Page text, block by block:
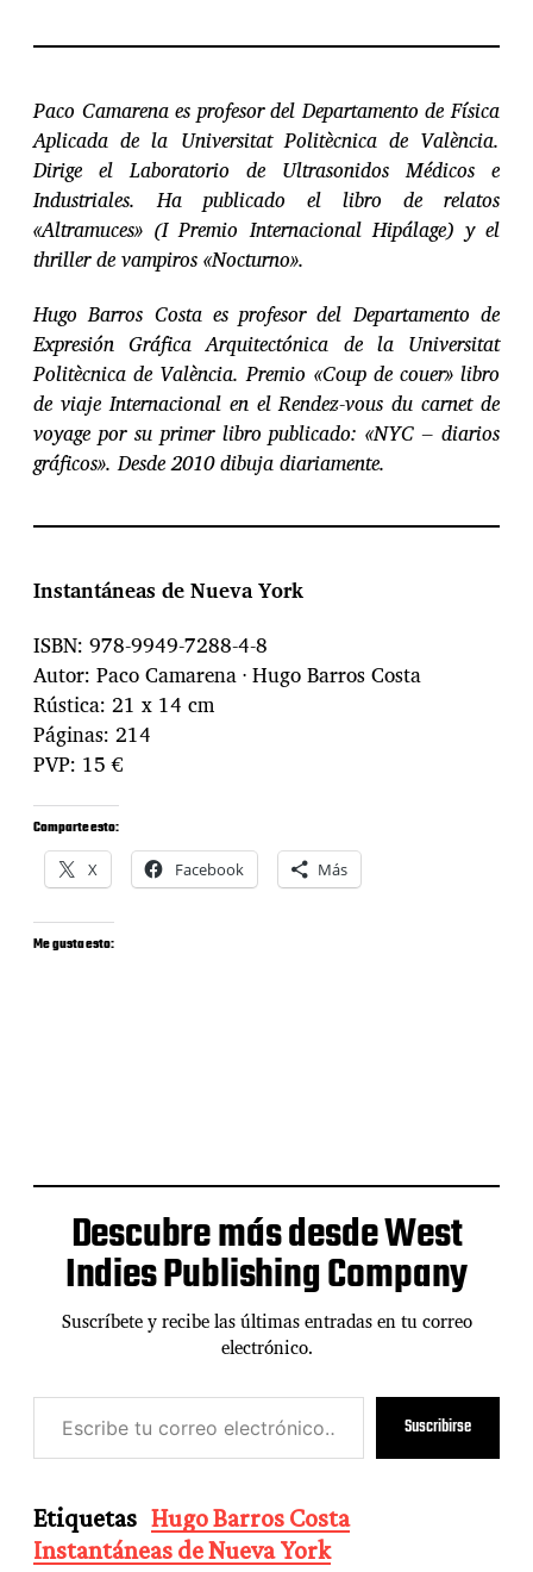
Paco Camarena es profesor del Departamento de Física
Aplicada de la Universitat Politècnica de València.
Dirige el Laboratorio de Ultrasonidos Médicos e
Industriales. Ha publicado el libro de relatos
«Altramuces» (I Premio Internacional Hipálage) y el
thriller de vampiros «Nocturno».
Hugo Barros Costa es profesor del Departamento de
Expresión Gráfica Arquitectónica de la Universitat
Politècnica de València. Premio «Coup de couer» libro
de viaje Internacional en el Rendez-vous du carnet de
voyage por su primer libro publicado: «NYC – diarios
gráficos». Desde 2010 dibuja diariamente.
Instantáneas de Nueva York
ISBN: 978-9949-7288-4-8
Autor: Paco Camarena · Hugo Barros Costa
Rústica: 21 x 14 cm
Páginas: 214
PVP: 15 €
Comparte esto:
X Facebook Más
Me gusta esto:
Descubre más desde West
Indies Publishing Company
Suscríbete y recibe las últimas entradas en tu correo
electrónico.
E
c
i
b
e
Suscribirse
Etiquetas Hugo Barros Costa
Instantáneas de Nueva York